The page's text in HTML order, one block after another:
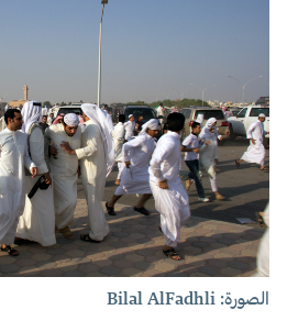
الصورة: Bilal AlFadhli